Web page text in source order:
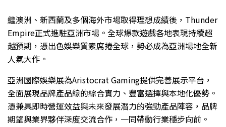
繼澳洲、新西蘭及多個海外市場取得理想成績後，Thunder
Empire正式進駐亞洲市場。全球爆款遊戲各地表現持續超
越預期，憑出色娛樂質素席捲全球，勢必成為亞洲場地全新
人氣大作。
亞洲國際娛樂展為Aristocrat Gaming提供完善展示平台，
全面展現品牌產品線的綜合實力、豐富選擇與本地化優勢。
憑兼具即時營運效益與未來發展潛力的強勁產品陣容，品牌
期望與業界夥伴深度交流合作，一同帶動行業穩步向前。